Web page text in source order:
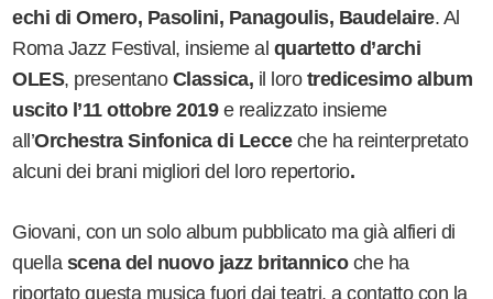
echi di Omero, Pasolini, Panagoulis, Baudelaire. Al
Roma Jazz Festival, insieme al quartetto d’archi
OLES, presentano Classica, il lorotredicesimo album
uscito l ’11 ottobre 2019 e realizzato insieme
all ’Orchestra Sinfonica di Lecce che ha reinterpretato
alcuni dei brani migliori del loro repertorio.
Giovani, con un solo album pubblicato ma già alfieri di
quella scena del nuovo jazz britannicoche ha
riportato questa musica fuori dai teatri, a contatto con la